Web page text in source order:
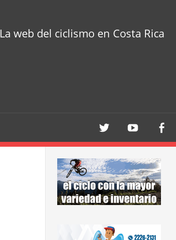
La web del ciclismo en Costa Rica